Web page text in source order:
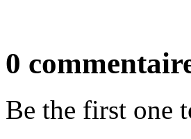
0
Be the first one